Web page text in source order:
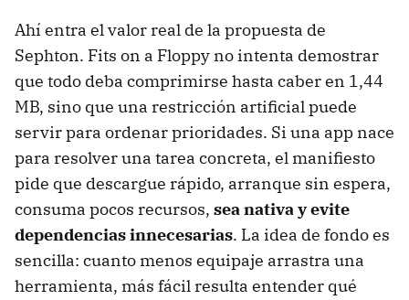
Ahí entra el valor real de la propuesta de
Sephton. Fits on a Floppy no intenta demostrar
que todo deba comprimirse hasta caber en 1,44
MB, sino que una restricción artificial puede
servir para ordenar prioridades. Si una app nace
para resolver una tarea concreta, el manifiesto
pide que descargue rápido, arranque sin espera,
consuma pocos recursos, sea nativa y evite
dependencias innecesarias. La idea de fondo es
sencilla: cuanto menos equipaje arrastra una
herramienta, más fácil resulta entender qué